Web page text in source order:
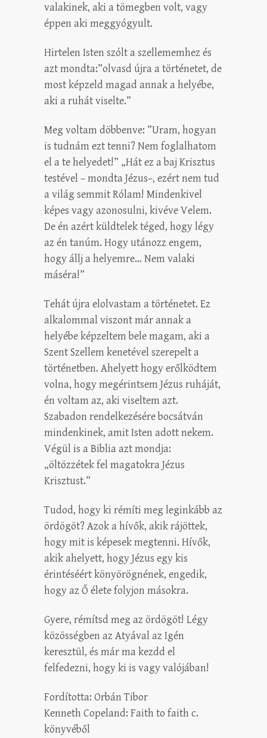
valakinek, aki a tömegben volt, vagy
éppen aki meggyógyult.
Hirtelen Isten szólt a szellememhez és
azt mondta:”olvasd újra a történetet, de
most képzeld magad annak a helyébe,
aki a ruhát viselte.”
Meg voltam döbbenve: ”Uram, hogyan
is tudnám ezt tenni? Nem foglalhatom
el a te helyedet!” „Hát ez a baj Krisztus
testével – mondta Jézus–, ezért nem tud
a világ semmit Rólam! Mindenkivel
képes vagy azonosulni, kivéve Velem.
De én azért küldtelek téged, hogy légy
az én tanúm. Hogy utánozz engem,
hogy állj a helyemre… Nem valaki
máséra!”
Tehát újra elolvastam a történetet. Ez
alkalommal viszont már annak a
helyébe képzeltem bele magam, aki a
Szent Szellem kenetével szerepelt a
történetben. Ahelyett hogy erőlködtem
volna, hogy megérintsem Jézus ruháját,
én voltam az, aki viseltem azt.
Szabadon rendelkezésére bocsátván
mindenkinek, amit Isten adott nekem.
Végül is a Biblia azt mondja:
„öltözzétek fel magatokra Jézus
Krisztust.”
Tudod, hogy ki rémíti meg leginkább az
ördögöt? Azok a hívők, akik rájöttek,
hogy mit is képesek megtenni. Hívők,
akik ahelyett, hogy Jézus egy kis
érintéséért könyörögnének, engedik,
hogy az Ő élete folyjon másokra.
Gyere, rémítsd meg az ördögöt! Légy
közösségben az Atyával az Igén
keresztül, és már ma kezdd el
felfedezni, hogy ki is vagy valójában!
Fordította: Orbán Tibor
Kenneth Copeland: Faith to faith c.
könyvéből